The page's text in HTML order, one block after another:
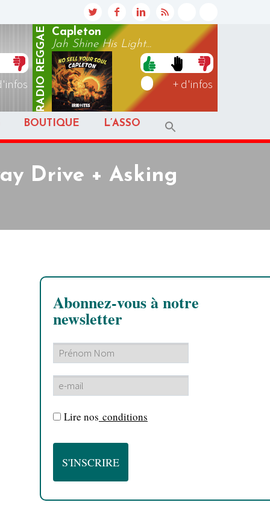
RADIO
REGGAE
Capleton
Jah Shine His Light...
+ d'infos
BOUTIQUE L’ASSO
Drive + Asking
Abonnez-vous à notre
newsletter
Lire nos conditions